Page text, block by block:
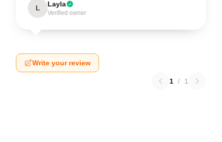
L Layla
Verified owner
Write your review
1 / 1